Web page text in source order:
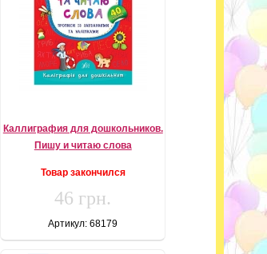
Каллиграфия для дошкольников.
Пишу и читаю слова
Товар закончился
46 грн.
Артикул: 68179